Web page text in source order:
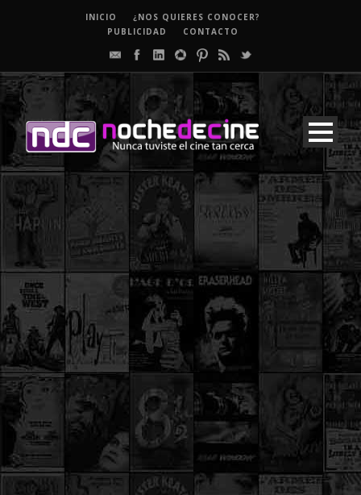
INICIO
¿NOS QUIERES CONOCER?
PUBLICIDAD
CONTACTO